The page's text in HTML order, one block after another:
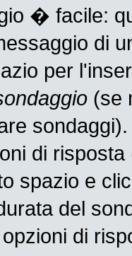
� facile:
di
per
(se
di
spazio e
del
di